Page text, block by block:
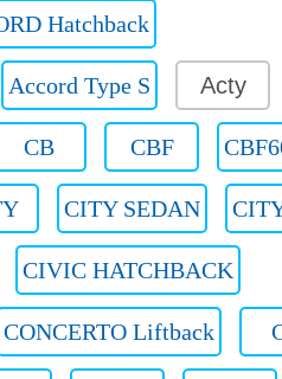
Hatchback
Accord Type S Acty
CB CBF
CITY SEDAN
CIVIC HATCHBACK
CONCERTO Liftback